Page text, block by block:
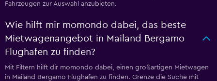
Fahrzeugen zur Auswahl anzubieten.
Wie hilft mir momondo dabei, das beste
Mietwagenangebot in Mailand Bergamo
Flughafen zu finden?
Mit Filtern hilft dir momondo dabei, einen großartigen Mietwagen
in Mailand Bergamo Flughafen zu finden. Grenze die Suche mit